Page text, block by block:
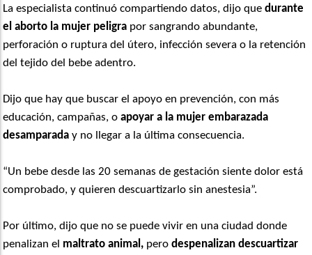
La especialista continuó compartiendo datos, dijo quedurante
el aborto la mujer peligra por sangrando abundante,
perforación o ruptura del útero, infección severa o la retención
del tejido del bebe adentro.
Dijo que hay que buscar el apoyo en prevención, con más
educación, campañas, o apoyar a la mujer embarazada
desamparada y no llegar a la última consecuencia.
“Un bebe desde las 20 semanas de gestación siente dolor está
comprobado, y quieren descuartizarlo sin anestesia”.
Por último, dijo que no se puede vivir en una ciudad donde
penalizan el maltrato animal, perodespenalizan descuartizar